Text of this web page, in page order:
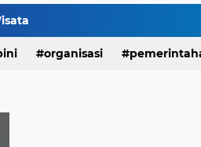
organisasi